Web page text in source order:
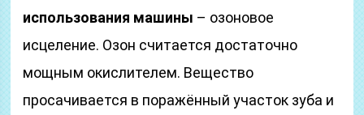
использования машины – озоновое
исцеление. Озон считается достаточно
мощным окислителем. Вещество
просачивается в поражённый участок зуба и